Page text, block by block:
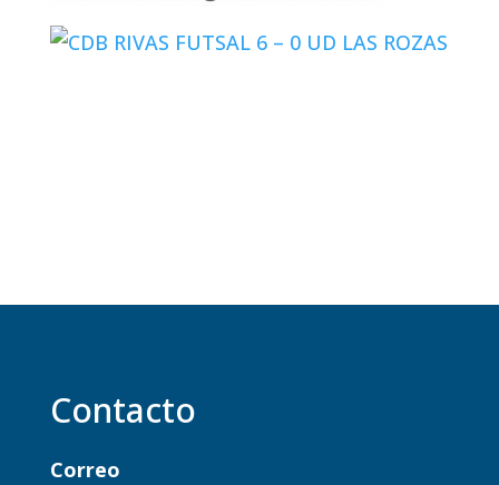
Contacto
Correo